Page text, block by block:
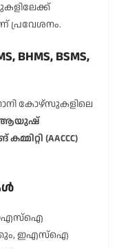
പ്രവേശനം.
BSMS,
കോഴ്സുകളിലെ
(AACCC)
ഇഎസ്ഐ
ഇഎസ്ഐ